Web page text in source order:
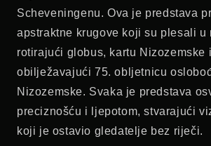
Scheveningenu. Ova je predstava
apstraktne krugove koji su plesali u
rotirajući globus, kartu Nizozemske
obilježavajući 75. obljetnicu
Nizozemske. Svaka je predstava
preciznošću i ljepotom, stvarajući
koji je ostavio gledatelje bez riječi.